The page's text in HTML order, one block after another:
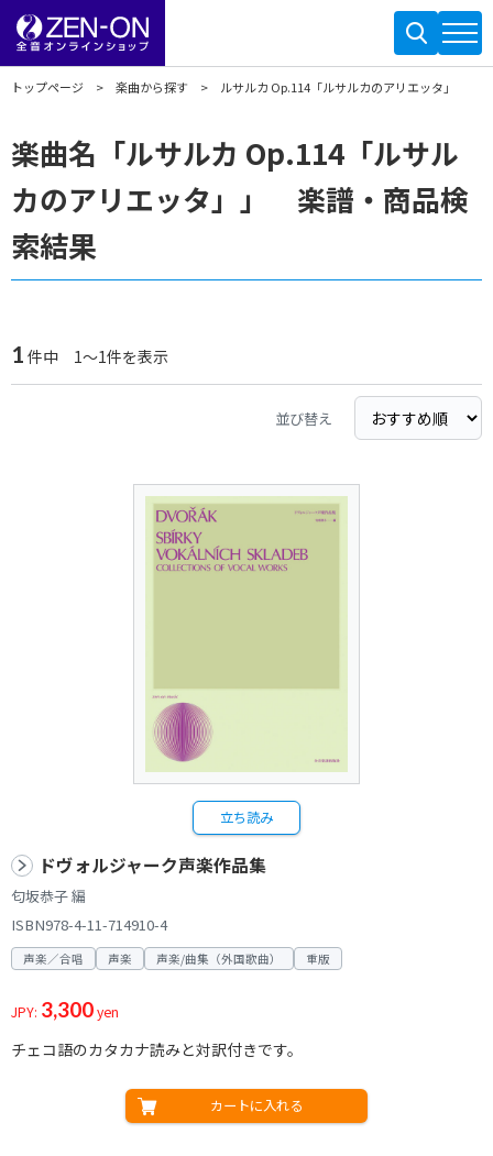
トップページ 楽曲から探す ルサルカ Op.114「ルサルカのアリエッタ」
楽曲名「ルサルカ Op.114「ルサル
カのアリエッタ」」 楽譜・商品検
索結果
1 件中 1～1件を表示
並び替え
立ち読み
ドヴォルジャーク声楽作品集
匂坂恭子 編
ISBN978-4-11-714910-4
声楽／合唱 声楽 声楽/曲集（外国歌曲） 重版
JPY: 3,300yen
チェコ語のカタカナ読みと対訳付きです。
カートに入れる